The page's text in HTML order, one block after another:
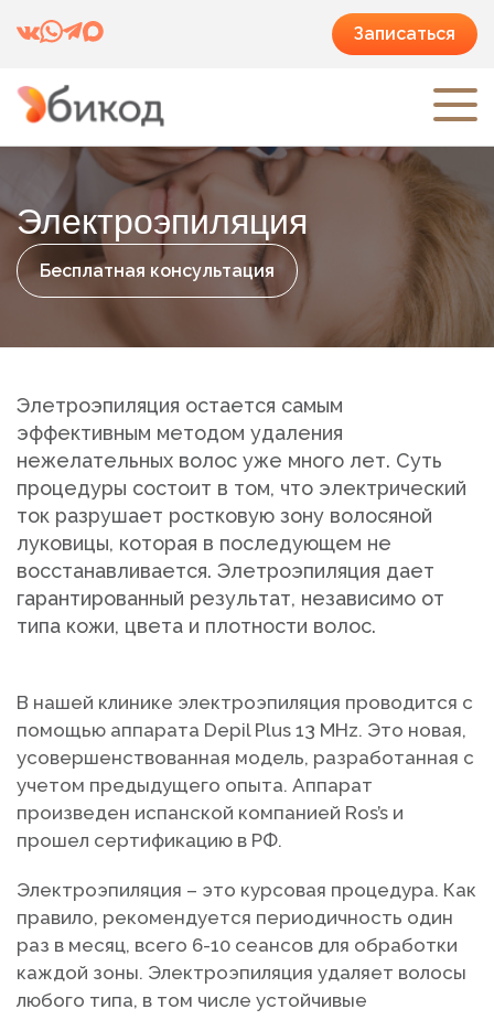
Записаться
Электроэпиляция
Бесплатная консультация
Элетроэпиляция остается самым
эффективным методом удаления
нежелательных волос уже много лет. Суть
процедуры состоит в том, что электрический
ток разрушает ростковую зону волосяной
луковицы, которая в последующем не
восстанавливается. Элетроэпиляция дает
гарантированный результат, независимо от
типа кожи, цвета и плотности волос.
В нашей клинике электроэпиляция проводится с
помощью аппарата Depil Plus 13 MHz. Это новая,
усовершенствованная модель, разработанная с
учетом предыдущего опыта. Аппарат
произведен испанской компанией Ros’s и
прошел сертификацию в РФ.
Электроэпиляция – это курсовая процедура. Как
правило, рекомендуется периодичность один
раз в месяц, всего 6-10 сеансов для обработки
каждой зоны. Электроэпиляция удаляет волосы
любого типа, в том числе устойчивые